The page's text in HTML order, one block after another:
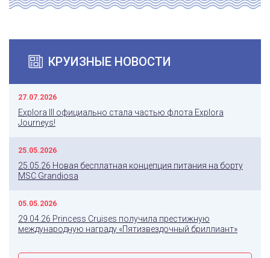
КРУИЗНЫЕ НОВОСТИ
27.07.2026
Explora III официально стала частью флота Explora
Journeys!
25.05.2026
25.05.26 Новая бесплатная концепция питания на борту
MSC Grandiosa
05.05.2026
29.04.26 Princess Cruises получила престижную
международную награду «Пятизвездочный бриллиант»